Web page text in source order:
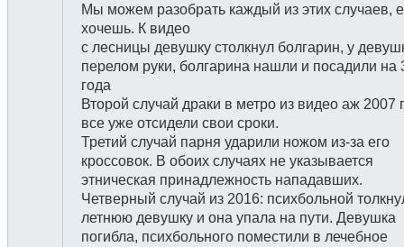
Мы можем разобрать каждый из этих случаев,
хочешь. К видео
с лесницы девушку столкнул болгарин, у
перелом руки, болгарина нашли и посадили на
года
Второй случай драки в метро из видео аж 2007
все уже отсидели свои сроки.
Третий случай парня ударили ножом из-за его
кроссовок. В обоих случаях не указывается
этническая принадлежность нападавших.
Четверный случай из 2016: психбольной
летнюю девушку и она упала на пути. Девушка
погибла, психбольного поместили в лечебное